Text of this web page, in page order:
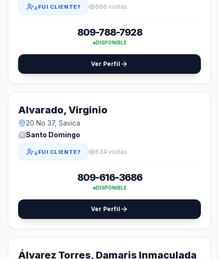
¿FUI CLIENTE? 666 visitas
809-788-7928
DISPONIBLE
Ver Perfil
Alvarado, Virginio
20 No 37, Savica
Santo Domingo
¿FUI CLIENTE? 634 visitas
809-616-3686
DISPONIBLE
Ver Perfil
Álvarez Torres, Damaris Inmaculada